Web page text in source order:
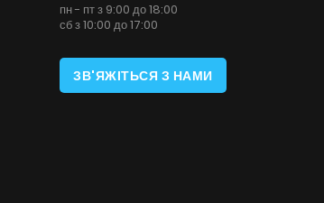
пн - пт з 9:00 до 18:00
сб з 10:00 до 17:00
ЗВ'ЯЖІТЬСЯ З НАМИ